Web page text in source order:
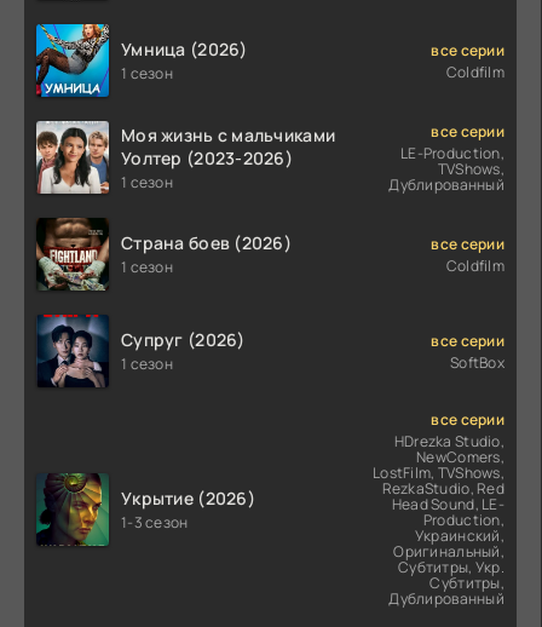
Умница (2026)
1 сезон
все серии
Coldfilm
Моя жизнь с мальчиками
Уолтер (2023-2026)
1 сезон
все серии
LE-Production,
TVShows,
Дублированный
Страна боев (2026)
1 сезон
все серии
Coldfilm
Супруг (2026)
1 сезон
все серии
SoftBox
Укрытие (2026)
1-3 сезон
все серии
HDrezka Studio,
NewComers,
LostFilm, TVShows,
RezkaStudio, Red
Head Sound, LE-
Production,
Украинский,
Оригинальный,
Субтитры, Укр.
Субтитры,
Дублированный